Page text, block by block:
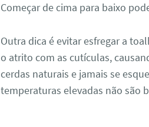
Começar de cima para baixo
Outra dica é evitar esfregar a
o atrito com as cutículas,
cerdas naturais e jamais se
temperaturas elevadas não são